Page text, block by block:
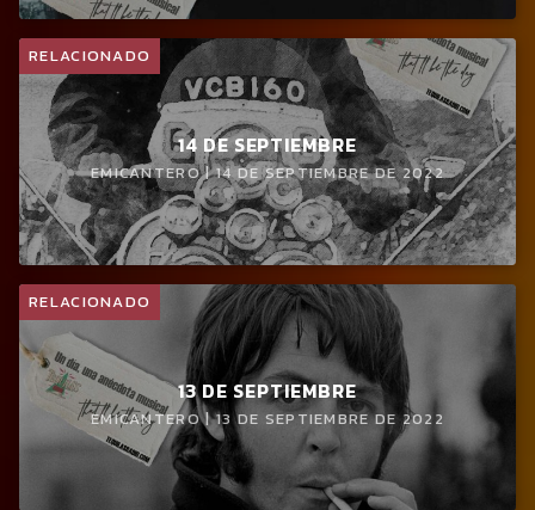
RELACIONADO
14 DE SEPTIEMBRE
EMICANTERO | 14 DE SEPTIEMBRE DE 2022
RELACIONADO
13 DE SEPTIEMBRE
EMICANTERO | 13 DE SEPTIEMBRE DE 2022